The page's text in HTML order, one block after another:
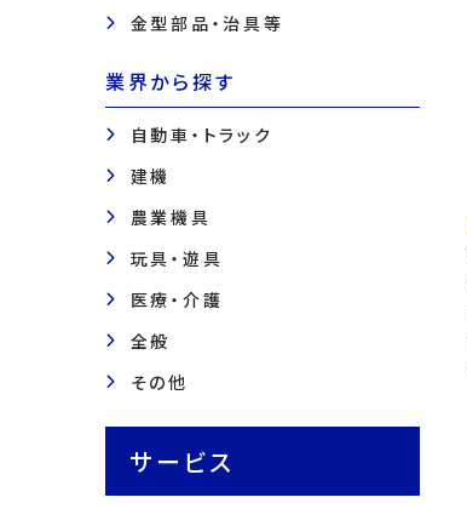
金型部品・治具等
業界から探す
自動車・トラック
建機
農業機具
玩具・遊具
医療・介護
全般
その他
サービス